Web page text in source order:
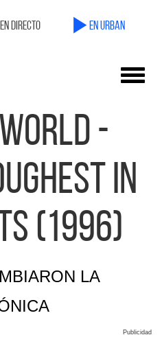
en directo en Urban
-
IN
(1996)
LA
Publicidad